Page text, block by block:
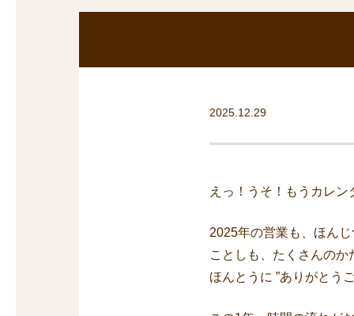
2025.12.29
えっ！うそ！もうカレン
2025年の営業も、ほん
ことしも、たくさんの
ほんとうに ”ありがとう